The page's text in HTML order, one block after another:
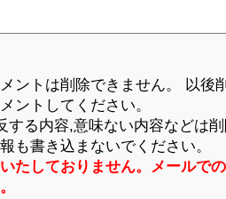
ントは削除できません。 以後
ントしてください。
する内容,意味ない内容などは
も書き込まないでください。
たしておりません。メールで